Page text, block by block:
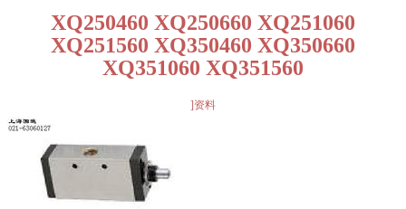
XQ250460 XQ250660 XQ251060
XQ251560 XQ350460 XQ350660
XQ351060 XQ351560
]资料